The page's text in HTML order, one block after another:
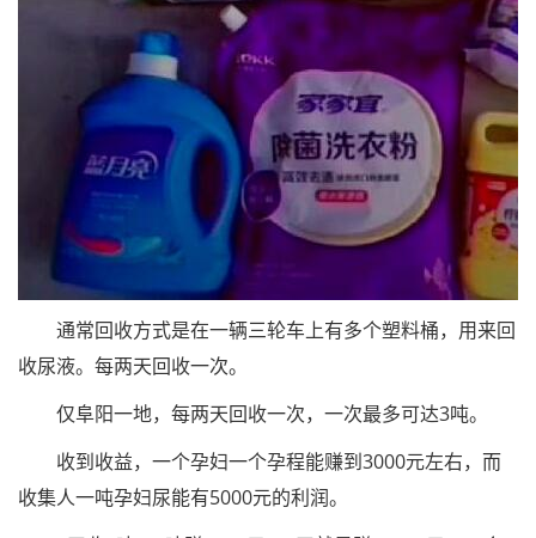
通常回收方式是在一辆三轮车上有多个塑料桶，用来回
收尿液。每两天回收一次。
仅阜阳一地，每两天回收一次，一次最多可达3吨。
收到收益，一个孕妇一个孕程能赚到3000元左右，而
收集人一吨孕妇尿能有5000元的利润。